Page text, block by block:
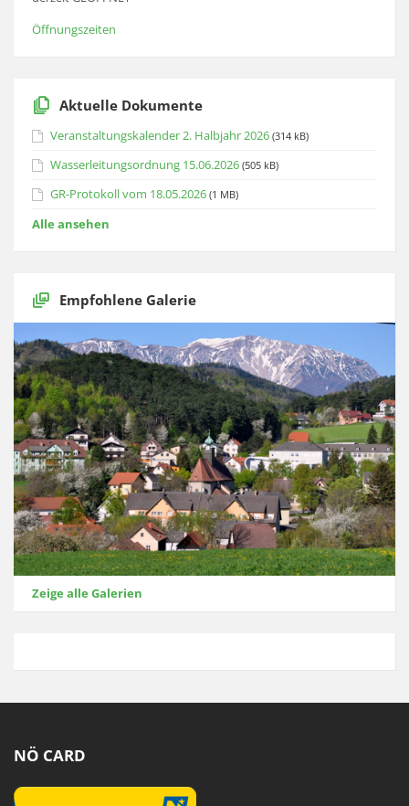
Öffnungszeiten
Aktuelle Dokumente
Veranstaltungskalender 2. Halbjahr 2026 (314 kB)
Wasserleitungsordnung 15.06.2026 (505 kB)
GR-Protokoll vom 18.05.2026 (1 MB)
Alle ansehen
Empfohlene Galerie
Zeige alle Galerien
NÖ CARD